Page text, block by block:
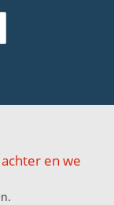
en we